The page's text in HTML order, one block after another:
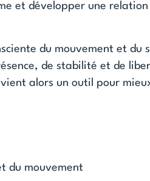
et développer une relation
du mouvement et du
de stabilité et de
alors un outil pour
du mouvement